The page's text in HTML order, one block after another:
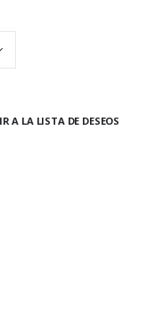
A LA LISTA DE DESEOS